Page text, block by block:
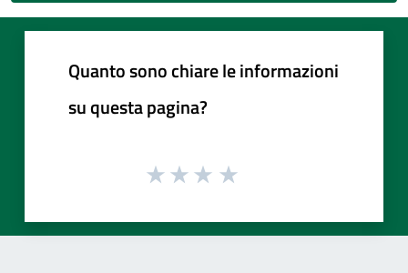
Quanto sono chiare le informazioni
su questa pagina?